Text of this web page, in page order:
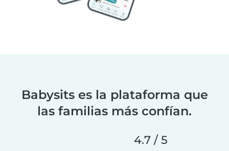
Babysits es la plataforma que
las familias más confían.
4.7 / 5